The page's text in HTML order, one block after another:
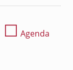
☐ Agenda